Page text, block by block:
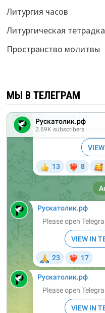
Литургия часов
Литургическая тетрадка
Пространство молитвы
МЫ В ТЕЛЕГРАМ